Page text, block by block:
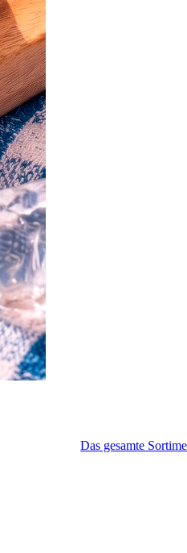
Das gesamte